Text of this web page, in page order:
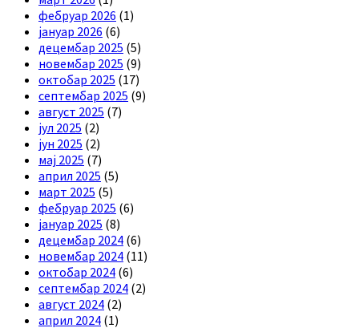
фебруар 2026 (1)
јануар 2026 (6)
децембар 2025 (5)
новембар 2025 (9)
октобар 2025 (17)
септембар 2025 (9)
август 2025 (7)
јул 2025 (2)
јун 2025 (2)
мај 2025 (7)
април 2025 (5)
март 2025 (5)
фебруар 2025 (6)
јануар 2025 (8)
децембар 2024 (6)
новембар 2024 (11)
октобар 2024 (6)
септембар 2024 (2)
август 2024 (2)
април 2024 (1)